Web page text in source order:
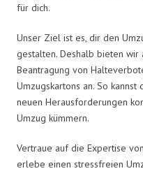
für dich.
Unser Ziel ist es, dir den
gestalten. Deshalb bieten wir
Beantragung von
Umzugskartons an. So
neuen Herausforderungen
Umzug kümmern.
Vertraue auf die Expertise
erlebe einen stressfreien